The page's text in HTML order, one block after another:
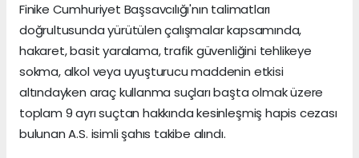
Finike Cumhuriyet Başsavcılığı'nın talimatları
doğrultusunda yürütülen çalışmalar kapsamında,
hakaret, basit yaralama, trafik güvenliğini tehlikeye
sokma, alkol veya uyuşturucu maddenin etkisi
altındayken araç kullanma suçları başta olmak üzere
toplam 9 ayrı suçtan hakkında kesinleşmiş hapis cezası
bulunan A.S. isimli şahıs takibe alındı.